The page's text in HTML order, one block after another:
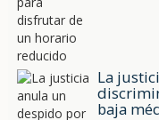
La
baja